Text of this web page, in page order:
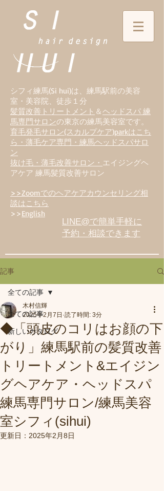
シフィ練馬(Si hui)は、 練馬駅前の美容
室・美容院、徒歩１分
髪質改善トリートメント ＆ヘッドスパ 練
馬専門サロンの東京の練馬美容室です。
育毛発毛サロン(スカルプケア)parkはこち
ら・薄毛ケア専門・練馬ヘッドスパサロ
ン
抜け毛・薄毛改善サロン・ エイジングヘ
アケア 練馬髪質改善サロン
>>Zoomでのヘアケアカウンセリング相
談はこちら
>>English
LINE@で簡単手軽に
予約・相談できます
記事
全ての記事
新しいカタログ
全ての記事
◆「頭皮のコリはお顔の下
がり」練馬駅前の髪質改善
トリートメント&エイジン
グヘアケア・ヘッドスパ
練馬専門サロン/練馬美容
室シフィ(sihui)
木村信輝
2025年2月7日 読了時間: 3分
更新日： 2025年2月8日